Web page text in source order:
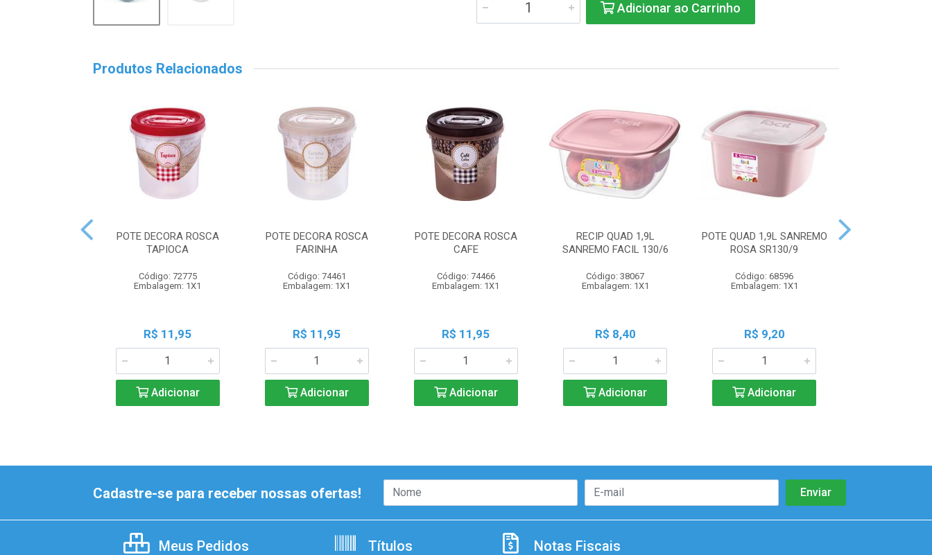
Adicionar ao Carrinho
Produtos Relacionados
POTE DECORA ROSCA
TAPIOCA
Código: 72775
Embalagem: 1X1
R$ 11,95
Adicionar
POTE DECORA ROSCA
FARINHA
Código: 74461
Embalagem: 1X1
R$ 11,95
Adicionar
POTE DECORA ROSCA
CAFE
Código: 74466
Embalagem: 1X1
R$ 11,95
Adicionar
RECIP QUAD 1,9L
SANREMO FACIL 130/6
Código: 38067
Embalagem: 1X1
R$ 8,40
Adicionar
POTE QUAD 1,9L SANREMO
ROSA SR130/9
Código: 68596
Embalagem: 1X1
R$ 9,20
Adicionar
Cadastre-se para receber nossas ofertas!
Meus Pedidos Títulos Notas Fiscais